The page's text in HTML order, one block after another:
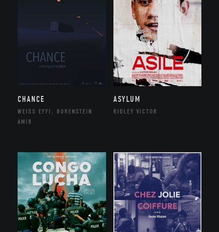
CHANCE
WEISS EFFI, BORENSTEIN
AMIR
ASYLUM
RIDLEY VICTOR